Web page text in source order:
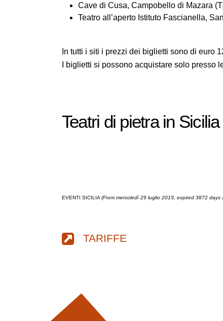
Cave di Cusa, Campobello di Mazara
Teatro all’aperto Istituto Fascianella,
In tutti i siti i prezzi dei biglietti sono di euro
I biglietti si possono acquistare solo presso
Teatri di pietra in Sicilia
EVENTI SICILIA(From mercoledì 29 luglio 2015, expired 3872 days
TARIFFE